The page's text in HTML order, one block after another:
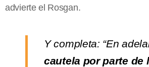
advierte el Rosgan.
Y completa: “En
cautela por parte de